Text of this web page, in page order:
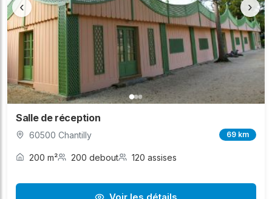
‹ ›
Salle de réception
60500 Chantilly 69 km
200 m² 200 debout 120 assises